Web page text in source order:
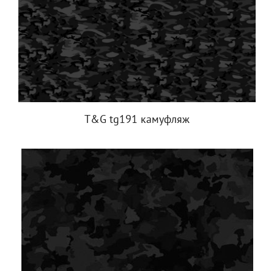
T&G tg191 камуфляж